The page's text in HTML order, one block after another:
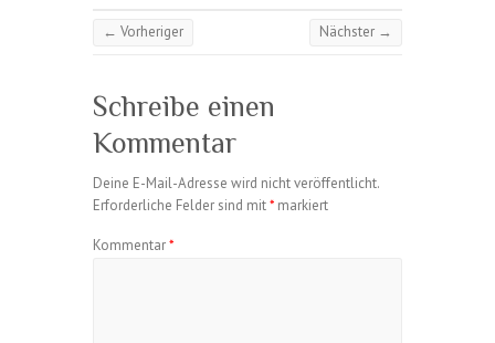
← Vorheriger Nächster →
Schreibe einen
Kommentar
Deine E-Mail-Adresse wird nicht veröffentlicht.
Erforderliche Felder sind mit* markiert
Kommentar*